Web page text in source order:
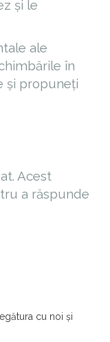
și le
ale
în
și propuneți
Acest
a răspunde
cu noi și